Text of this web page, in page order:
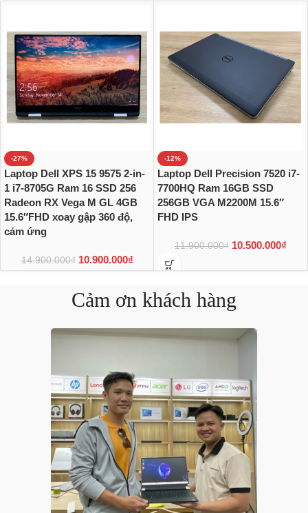
-27%
Laptop Dell XPS 15 9575 2-in-
1 i7-8705G Ram 16 SSD 256
Radeon RX Vega M GL 4GB
15.6″FHD xoay gập 360 độ,
cảm ứng
14.900.000₫ 10.900.000₫
-12%
Laptop Dell Precision 7520 i7-
7700HQ Ram 16GB SSD
256GB VGA M2200M 15.6″
FHD IPS
11.900.000₫ 10.500.000₫
Cảm ơn khách hàng